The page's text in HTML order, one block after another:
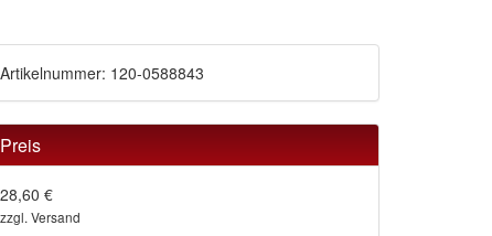
Artikelnummer: 120-0588843
Preis
28,60 €
zzgl. Versand